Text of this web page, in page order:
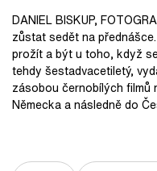
DANIEL BISKUP,
zůstat sedět na
prožít a být u toho, když
tehdy šestadvacetiletý,
zásobou černobílých filmů
Německa a následně do